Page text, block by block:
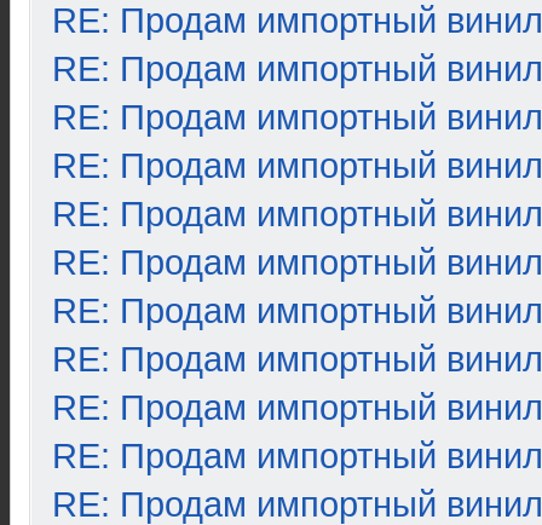
RE: Продам импортный винил
RE: Продам импортный винил
RE: Продам импортный винил
RE: Продам импортный винил
RE: Продам импортный винил
RE: Продам импортный винил
RE: Продам импортный винил
RE: Продам импортный винил
RE: Продам импортный винил
RE: Продам импортный винил
RE: Продам импортный винил